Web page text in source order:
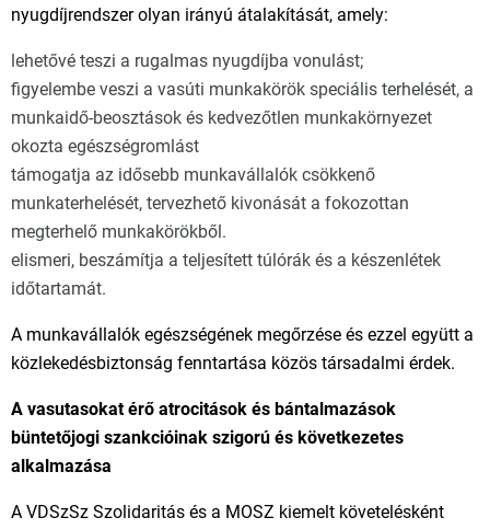
nyugdíjrendszer olyan irányú átalakítását, amely:
lehetővé teszi a rugalmas nyugdíjba vonulást;
figyelembe veszi a vasúti munkakörök speciális terhelését, a
munkaidő-beosztások és kedvezőtlen munkakörnyezet
okozta egészségromlást
támogatja az idősebb munkavállalók csökkenő
munkaterhelését, tervezhető kivonását a fokozottan
megterhelő munkakörökből.
elismeri, beszámítja a teljesített túlórák és a készenlétek
időtartamát.
A munkavállalók egészségének megőrzése és ezzel együtt a
közlekedésbiztonság fenntartása közös társadalmi érdek.
A vasutasokat érő atrocitások és bántalmazások
büntetőjogi szankcióinak szigorú és következetes
alkalmazása
A VDSzSz Szolidaritás és a MOSZ kiemelt követelésként